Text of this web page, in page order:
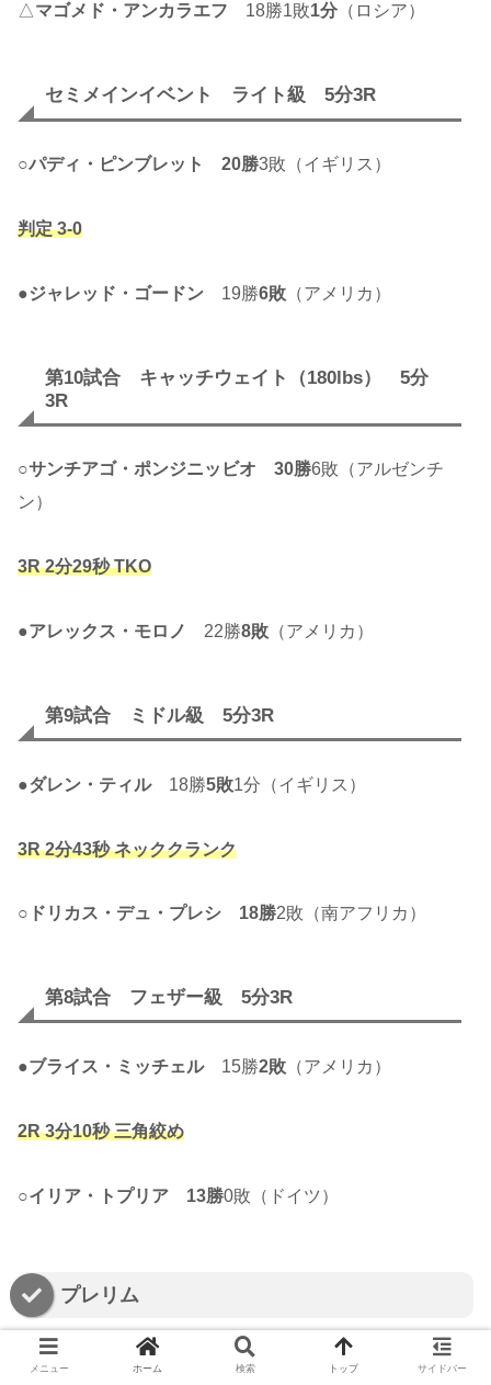
△マゴメド・アンカラエフ 18勝1敗1分 （ロシア）
セミメインイベント ライト級 5分3R
○パディ・ピンブレット 20勝3敗（イギリス）
判定 3-0
●ジャレッド・ゴードン 19勝6敗 （アメリカ）
第10試合 キャッチウェイト（180lbs） 5分
3R
○サンチアゴ・ポンジニッビオ 30勝6敗（アルゼンチ
ン）
3R 2分29秒 TKO
●アレックス・モロノ 22勝8敗 （アメリカ）
第9試合 ミドル級 5分3R
●ダレン・ティル18勝5敗1分（イギリス）
3R 2分43秒 ネッククランク
○ ドリカス・デュ・プレシ 18勝2敗（南アフリカ）
第8試合 フェザー級 5分3R
●ブライス・ミッチェル15勝2敗 （アメリカ）
2R 3分10秒 三角絞め
○イリア・トプリア 13勝0敗（ドイツ）
プレリム
メニュー ホーム 検索 トップ サイドバー